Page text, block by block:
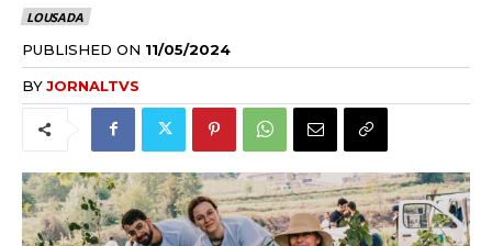
LOUSADA
PUBLISHED ON 11/05/2024
BYJORNALTVS